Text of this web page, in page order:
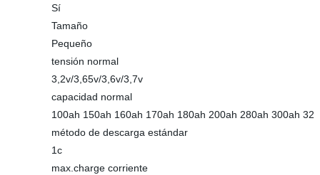
Sí
Tamaño
Pequeño
tensión normal
3,2v/3,65v/3,6v/3,7v
capacidad normal
100ah 150ah 160ah 170ah 180ah 200ah 280ah 300ah 32
método de descarga estándar
1c
max.charge corriente